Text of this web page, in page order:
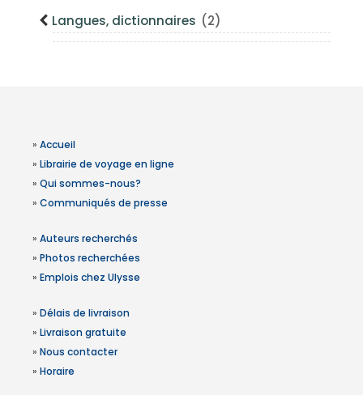
Langues, dictionnaires (2)
» Accueil
» Librairie de voyage en ligne
» Qui sommes-nous?
» Communiqués de presse
» Auteurs recherchés
» Photos recherchées
» Emplois chez Ulysse
» Délais de livraison
» Livraison gratuite
» Nous contacter
» Horaire